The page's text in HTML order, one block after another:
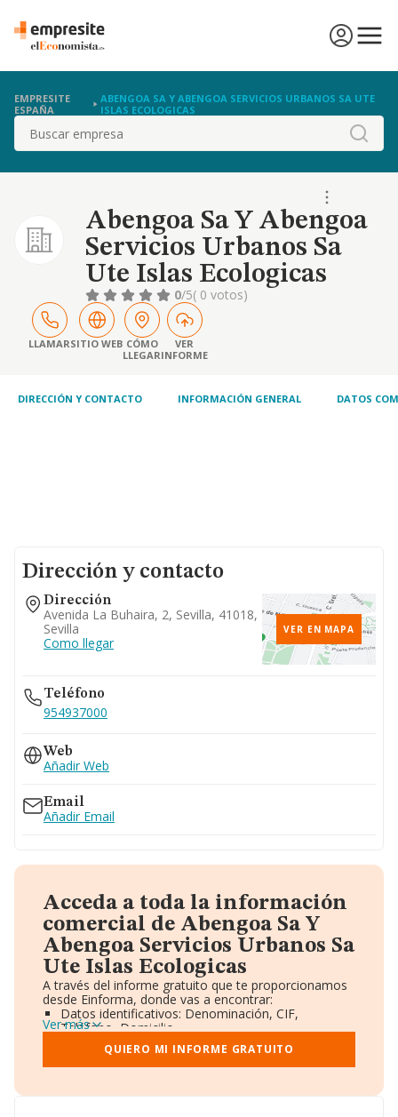
EMPRESITE
ESPAÑA
ABENGOA SA Y ABENGOA SERVICIOS URBANOS SA UTE
ISLAS ECOLOGICAS
Buscar
Abengoa Sa Y Abengoa
Servicios Urbanos Sa
Ute Islas Ecologicas
0/5( 0 votos)
LLAMARSITIO WEB CÓMO
LLEGAR
VER
INFORME
DIRECCIÓN Y CONTACTO INFORMACIÓN GENERAL DATOS
Dirección y contacto
Dirección
Avenida La Buhaira, 2, Sevilla, 41018,
Sevilla
Como llegar
VER EN MAPA
Teléfono
954937000
Web
Añadir Web
Email
Añadir Email
Acceda a toda la información
comercial de Abengoa Sa Y
Abengoa Servicios Urbanos Sa
Ute Islas Ecologicas
A través del informe gratuito que te proporcionamos
desde Einforma, donde vas a encontrar:
Datos identificativos: Denominación, CIF,
Teléfono, Domicilio.
Informe Mercantil Completo (BORME).
Gráficos de Evolución Ventas y Empleados.
Consejo de Administración y Administradores.
Accionistas.
Ver más
QUIERO MI INFORME GRATUITO